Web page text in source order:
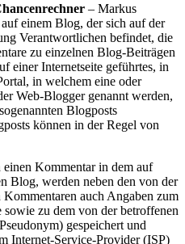
– Markus
einem Blog, der sich auf der
Verantwortlichen befindet, die
zu einzelnen Blog-Beiträgen
einer Internetseite geführtes, in
in welchem eine oder
Web-Blogger genannt werden,
Blogposts
können in der Regel von
einen Kommentar in dem auf
Blog, werden neben den von der
Kommentaren auch Angaben zum
zu dem von der betroffenen
gespeichert und
Internet-Service-Provider (ISP)